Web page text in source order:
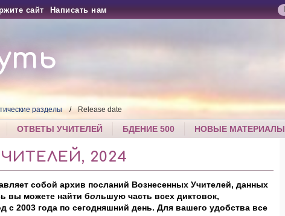
сайт Написать нам
разделы Release date
ОТВЕТЫ УЧИТЕЛЕЙ БДЕНИЕ 500 НОВЫЕ МАТЕРИАЛЫ
2024
собой архив посланий Вознесенных Учителей, данных
вы можете найти большую часть всех диктовок,
с 2003 года по сегодняшний день. Для вашего удобства все